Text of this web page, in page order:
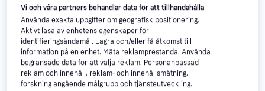
Vi har plockat fram ett urval av produkter som kanske skulle
intressera dig. Visa alla
-25%
Vi och våra partners behandlar data för att tillhandahålla
Använda exakta uppgifter om geografisk positionering.
Aktivt läsa av enhetens egenskaper för
identifieringsändamål. Lagra och/eller få åtkomst till
information på en enhet. Mäta reklamprestanda. Använda
begränsade data för att välja reklam. Personanpassad
reklam och innehåll, reklam- och innehållsmätning,
forskning angående målgrupp och tjänsteutveckling.